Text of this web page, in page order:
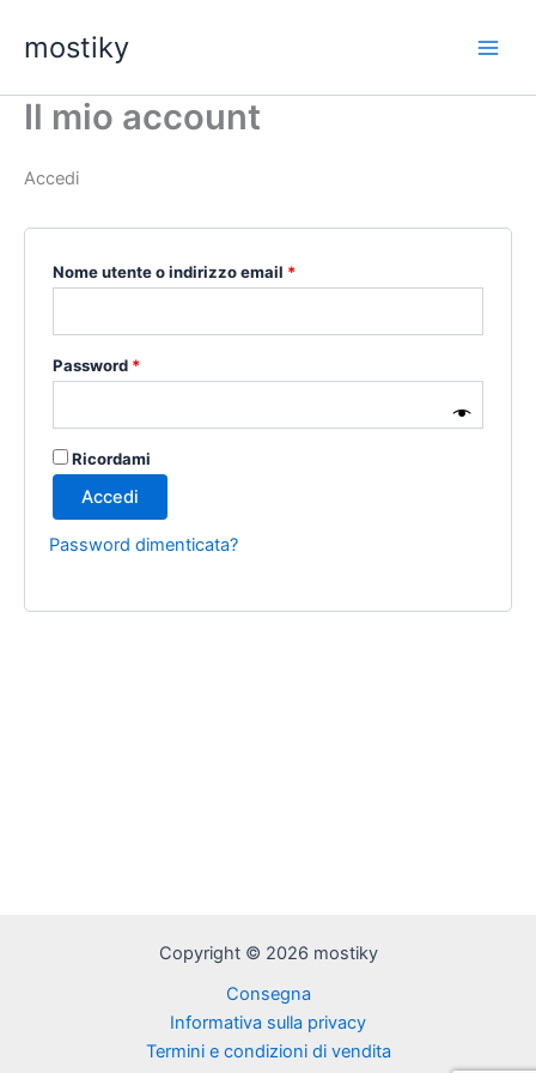
mostiky
Il mio account
Accedi
Nome utente o indirizzo email *Richiesto
Password *Richiesto
Ricordami
Accedi
Password dimenticata?
Copyright © 2026 mostiky
Consegna
Informativa sulla privacy
Termini e condizioni di vendita